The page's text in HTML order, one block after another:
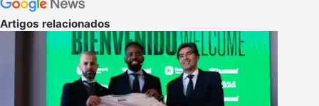
Artigos relacionados